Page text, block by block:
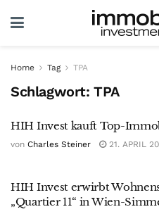
Home Tag TPA
Schlagwort:TPA
HIH Invest kauft Top-
von Charles Steiner 21. APRIL
HIH Invest erwirbt
„Quartier 11“ in Wien-